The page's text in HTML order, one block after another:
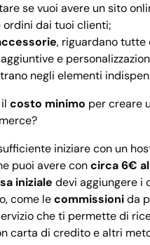
se vuoi avere un sito
ordini dai tuoi clienti;
, riguardano tutte
e
negli elementi
costo minimo per creare
iniziare con un
puoi avere concirca 6€
iniziale devi aggiungere i
come lecommissionida
che ti permette di
carta di credito e altri